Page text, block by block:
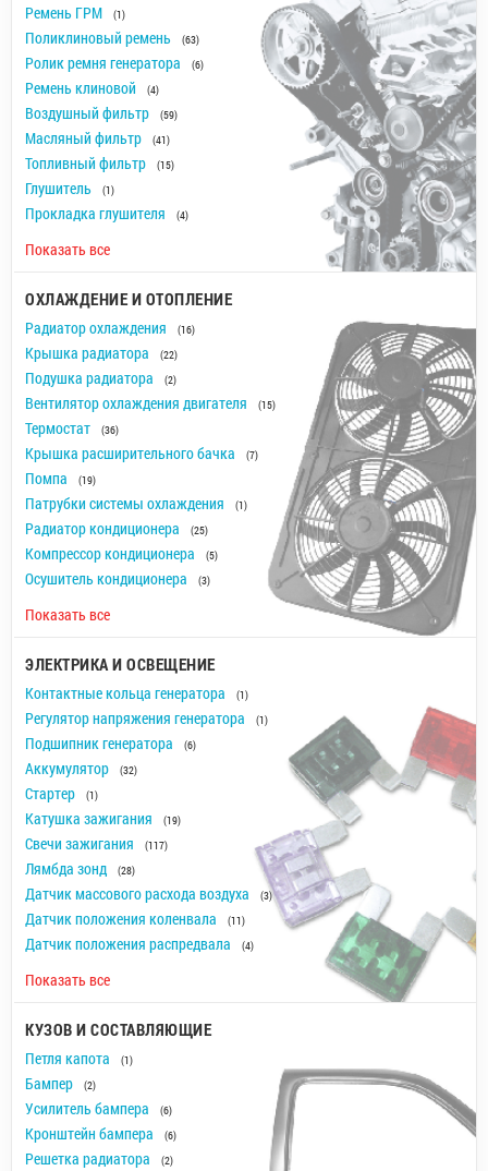
Ремень ГРМ (1)
Поликлиновый ремень (63)
Ролик ремня генератора (6)
Ремень клиновой (4)
Воздушный фильтр (59)
Масляный фильтр (41)
Топливный фильтр (15)
Глушитель (1)
Прокладка глушителя (4)
Показать все
ОХЛАЖДЕНИЕ И ОТОПЛЕНИЕ
Радиатор охлаждения (16)
Крышка радиатора (22)
Подушка радиатора (2)
Вентилятор охлаждения двигателя (15)
Термостат (36)
Крышка расширительного бачка (7)
Помпа (19)
Патрубки системы охлаждения (1)
Радиатор кондиционера (25)
Компрессор кондиционера (5)
Осушитель кондиционера (3)
Показать все
ЭЛЕКТРИКА И ОСВЕЩЕНИЕ
Контактные кольца генератора (1)
Регулятор напряжения генератора (1)
Подшипник генератора (6)
Аккумулятор (32)
Стартер (1)
Катушка зажигания (19)
Свечи зажигания (117)
Лямбда зонд (28)
Датчик массового расхода воздуха (3)
Датчик положения коленвала (11)
Датчик положения распредвала (4)
Показать все
КУЗОВ И СОСТАВЛЯЮЩИЕ
Петля капота (1)
Бампер (2)
Усилитель бампера (6)
Кронштейн бампера (6)
Решетка радиатора (2)